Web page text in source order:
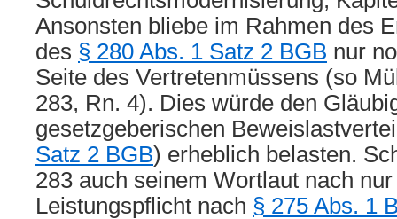
Ansonsten bliebe im Rahmen des
des § 280 Abs. 1 Satz 2 BGB nur
Seite des Vertretenmüssens (so
283, Rn. 4). Dies würde den
gesetzgeberischen
Satz 2 BGB) erheblich belasten.
283 auch seinem Wortlaut nach
Leistungspflicht nach § 275 Abs. 1